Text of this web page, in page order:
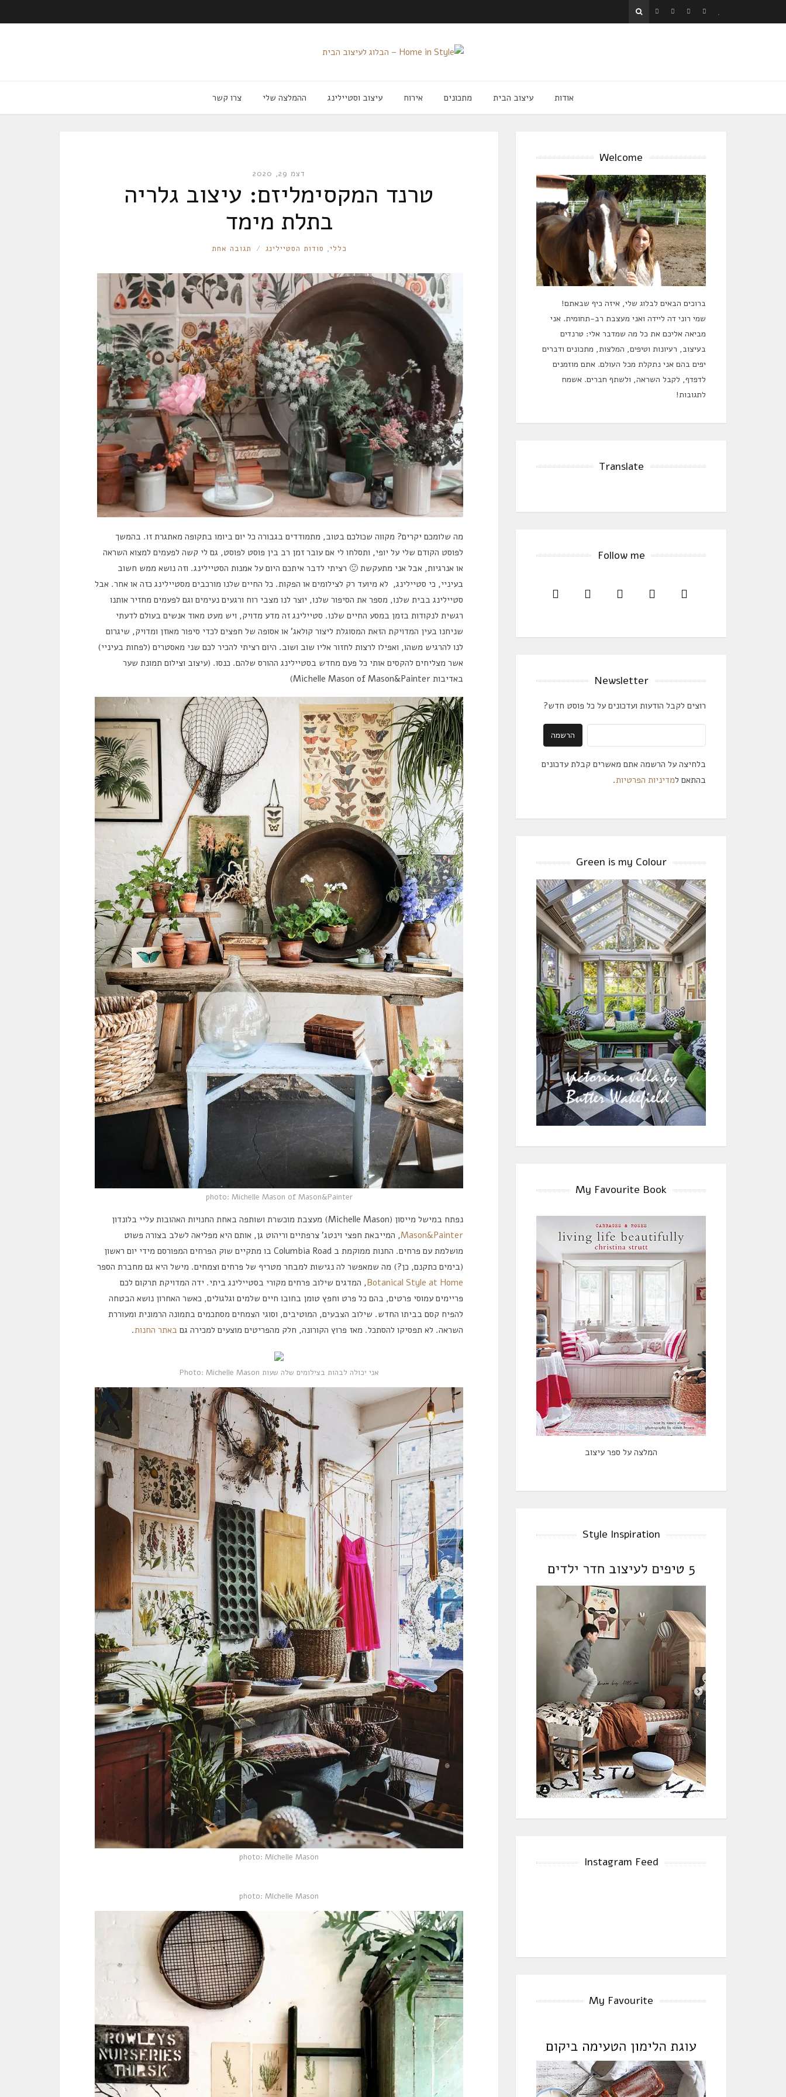
אודות עיצוב הבית מתכונים אירוח עיצוב וסטיילינג ההמלצה שלי צרו קשר
דצמ 29, 2020
טרנד המקסימליזם: עיצוב גלריה
בתלת מימד
RONNIE
כללי, סודות הסטיילינג תגובה אחת
מה שלומכם יקרים? מקווה שכולכם בטוב, מתמודדים בגבורה כל יום ביומו בתקופה מאתגרת זו. בהמשך
לפוסט הקודם שלי על יופי, ותסלחו לי אם עובר זמן רב בין פוסט לפוסט, גם לי קשה לפעמים למצוא השראה
או אנרגיות, אבל אני מתעקשת 🙂 רציתי לדבר איתכם היום על אמנות הסטיילינג. וזה נושא ממש חשוב
בעיניי, כי סטיילינג, לא מיועד רק לצילומים או הפקות. כל החיים שלנו מורכבים מסטיילינג כזה או אחר. אבל
סטיילינג בבית שלנו, מספר את הסיפור שלנו, יוצר לנו מצבי רוח ורגעים נעימים וגם לפעמים מחזיר אותנו
רגשית לנקודות בזמן במסע החיים שלנו. סטיילינג זה מדע מדויק, ויש מעט מאוד אנשים בעולם לדעתי
שניחנו בעין המדויקת הזאת המסוגלת ליצור קולאג’ או אסופה של חפצים לכדי סיפור מאוזן ומדויק, שיגרום
לנו להרגיש משהו, ואפילו לרצות לחזור אליו שוב ושוב. היום רציתי להכיר לכם שני מאסטרים (לפחות בעיניי)
אשר מצליחים להקסים אותי כל פעם מחדש בסטיילינג ההורס שלהם. כנסו. (עיצוב וצילום תמונת שער
באדיבות Michelle Mason of Mason&Painter)
photo: Michelle Mason of Mason&Painter
נפתח במישל מייסון (Michelle Mason) מעצבת מוכשרת ושותפה באחת החנויות האהובות עליי בלונדון
Mason&Painter, המייבאת חפצי וינטג’ צרפתיים וריהוט גן, אותם היא מפליאה לשלב בצורה פשוט
מושלמת עם פרחים. החנות ממוקמת ב Columbia Road בו מתקיים שוק הפרחים המפורסם מידי יום ראשון
(בימים כתקנם, כן?) מה שמאפשר לה נגישות למבחר מטריף של פרחים וצמחים. מישל היא גם מחברת הספר
Botanical Style at Home, המדגים שילוב פרחים מקורי בסטיילינג ביתי. ידה המדויקת תרקום לכם
פריימים עמוסי פרטים, בהם כל פרט וחפץ טומן בחובו חיים שלמים וגלגולים, כאשר האחרון נושא הבטחה
להפיח קסם בביתו החדש. שילוב הצבעים, המוטיבים, וסוגי הצמחים מסתכמים בתמונה הרמונית ומעוררת
השראה. לא תפסיקו להסתכל. מאז פרוץ הקורונה, חלק מהפריטים מוצעים למכירה גם באתר החנות.
אני יכולה לבהות בצילומים שלה שעות Photo: Michelle Mason
photo: Michelle Mason
photo: MIchelle Mason
Welcome
ברוכים הבאים לבלוג שלי, איזה כיף שבאתם!
שמי רוני דה ליידה ואני מעצבת רב-תחומית. אני
מביאה אליכם את כל מה שמדבר אלי: טרנדים
בעיצוב, רעיונות וטיפים, המלצות, מתכונים ודברים
יפים בהם אני נתקלת מכל העולם. אתם מוזמנים
לדפדף, לקבל השראה, ולשתף חברים. אשמח
לתגובות!
Translate
Follow me
Newsletter
רוצים לקבל הודעות ועדכונים על כל פוסט חדש?
בלחיצה על הרשמה אתם מאשרים קבלת עדכונים
בהתאם למדיניות הפרטיות.
Green is my Colour
My Favourite Book
המלצה על ספר עיצוב
Style Inspiration
Instagram Feed
My Favourite